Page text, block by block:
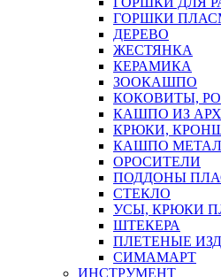
ГОРШКИ
ДЕРЕВО
ЖЕСТЯНКА
КЕРАМИКА
ЗООКАШПО
КОКОВИТЫ,
КАШПО ИЗ
КРЮКИ,
КАШПО
ОРОСИТЕЛИ
ПОДДОНЫ
СТЕКЛО
УСЫ, КРЮКИ
ШТЕКЕРА
ПЛЕТЕНЫЕ
СИМАМАРТ
ИНСТРУМЕНТ